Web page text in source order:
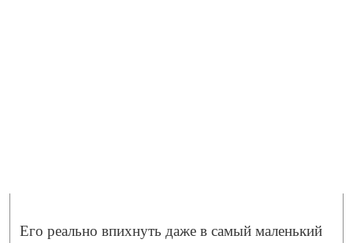
Его реально впихнуть даже в самый маленький